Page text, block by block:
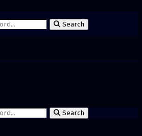
Search
Search